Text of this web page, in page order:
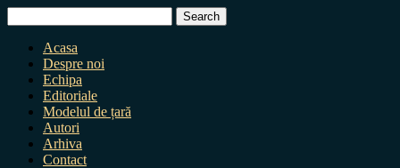
for:
Acasa
Despre noi
Echipa
Editoriale
Modelul de țară
Autori
Arhiva
Contact